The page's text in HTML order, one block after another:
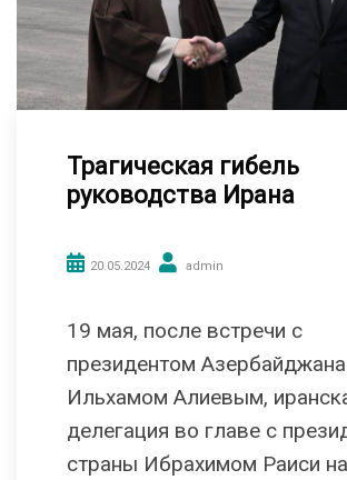
Трагическая гибель
руководства Ирана
20.05.2024 admin
19 мая, после встречи с
президентом Азербайджана
Ильхамом Алиевым,
делегация во главе с
страны Ибрахимом Раиси